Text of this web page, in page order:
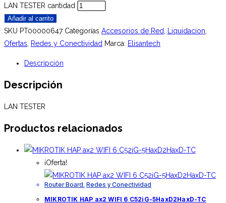
LAN TESTER cantidad
Añadir al carrito
SKU PT00000647 Categorías Accesorios de Red Liquidacion
Ofertas
Redes y Conectividad Marca: Elisantech
Descripción
Descripción
LAN TESTER
Productos relacionados
¡Oferta!
Router Board, Redes y Conectividad
MIKROTIK HAP ax2 WIFI 6 C52iG-5HaxD2HaxD-TC